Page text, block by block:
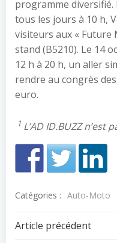
programme diversifié.
tous les jours à 10 h,
visiteurs aux « Future
stand (B5210). Le 14
12 h à 20 h, un aller
rendre au congrès
euro.
1 L’AD ID.BUZZ n’est
Catégories : Auto-Moto
Navigation
Article précédent